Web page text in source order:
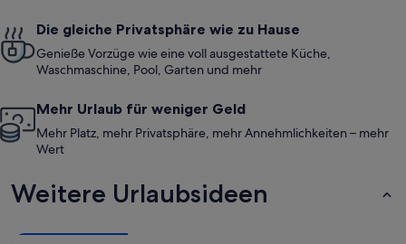
Die gleiche Privatsphäre wie zu Hause
Genieße Vorzüge wie eine voll ausgestattete Küche,
Waschmaschine, Pool, Garten und mehr
Mehr Urlaub für weniger Geld
Mehr Platz, mehr Privatsphäre, mehr Annehmlichkeiten – mehr
Wert
Weitere Urlaubsideen